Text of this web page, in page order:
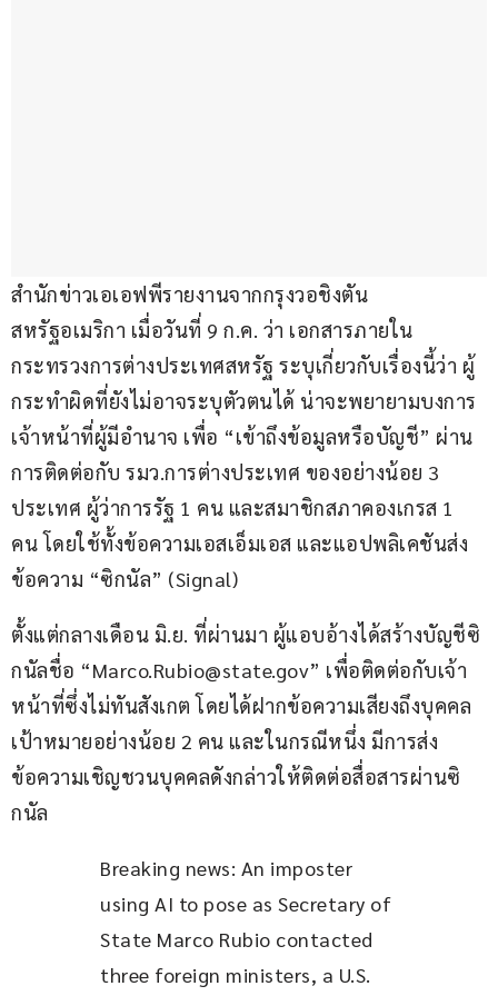
สำนักข่าวเอเอฟพีรายงานจากกรุงวอชิงตัน
สหรัฐอเมริกา เมื่อวันที่ 9 ก.ค. ว่า เอกสารภายใน
กระทรวงการต่างประเทศสหรัฐ ระบุเกี่ยวกับเรื่องนี้ว่า ผู้
กระทำผิดที่ยังไม่อาจระบุตัวตนได้ น่าจะพยายามบงการ
เจ้าหน้าที่ผู้มีอำนาจ เพื่อ “เข้าถึงข้อมูลหรือบัญชี” ผ่าน
การติดต่อกับ รมว.การต่างประเทศ ของอย่างน้อย 3
ประเทศ ผู้ว่าการรัฐ 1 คน และสมาชิกสภาคองเกรส 1
คน โดยใช้ทั้งข้อความเอสเอ็มเอส และแอปพลิเคชันส่ง
ข้อความ “ซิกนัล” (Signal)
ตั้งแต่กลางเดือน มิ.ย. ที่ผ่านมา ผู้แอบอ้างได้สร้างบัญชีซิ
กนัลชื่อ “Marco.Rubio@state.gov” เพื่อติดต่อกับเจ้า
หน้าที่ซึ่งไม่ทันสังเกต โดยได้ฝากข้อความเสียงถึงบุคคล
เป้าหมายอย่างน้อย 2 คน และในกรณีหนึ่ง มีการส่ง
ข้อความเชิญชวนบุคคลดังกล่าวให้ติดต่อสื่อสารผ่านซิ
กนัล
Breaking news: An imposter
using AI to pose as Secretary of
State Marco Rubio contacted
three foreign ministers, a U.S.